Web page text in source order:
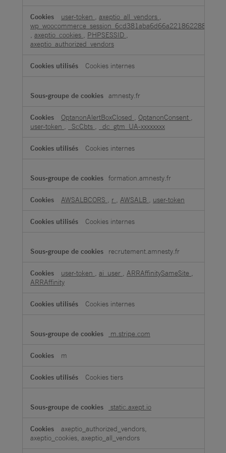
user-token , axeptio_all_vendors ,
, axeptio_cookies , PHPSESSID ,
axeptio_authorized_vendors
Cookies internes
amnesty.fr
OptanonAlertBoxClosed , OptanonConsent ,
user-token , _ScCbts , _dc_gtm_UA-xxxxxxxx
Cookies internes
formation.amnesty.fr
AWSALBCORS , r , AWSALB , user-token
Cookies internes
recrutement.amnesty.fr
user-token , ai_user , ARRAffinitySameSite ,
ARRAffinity
Cookies internes
m.stripe.com
m
Cookies tiers
static.axept.io
axeptio_authorized_vendors,
axeptio_cookies, axeptio_all_vendors